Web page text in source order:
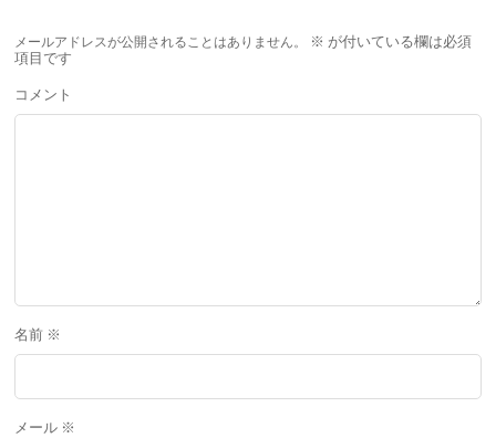
メールアドレスが公開されることはありません。 ※ が付いている欄は必須
項目です
コメント
名前 ※
メール ※